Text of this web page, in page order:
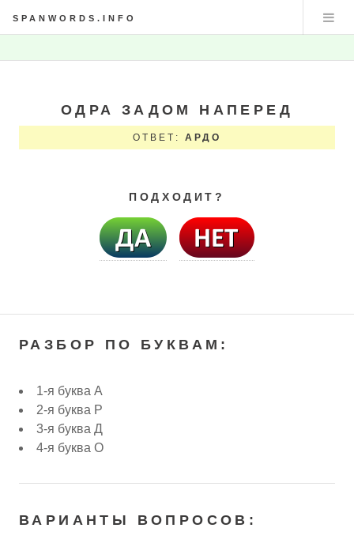
SPANWORDS.INFO
ОДРА ЗАДОМ НАПЕРЕД
ОТВЕТ:АРДО
ПОДХОДИТ?
РАЗБОР ПО БУКВАМ:
1-я буква А
2-я буква Р
3-я буква Д
4-я буква О
ВАРИАНТЫ ВОПРОСОВ: